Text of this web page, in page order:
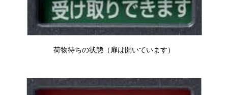
荷物待ちの状態（扉は開いています）